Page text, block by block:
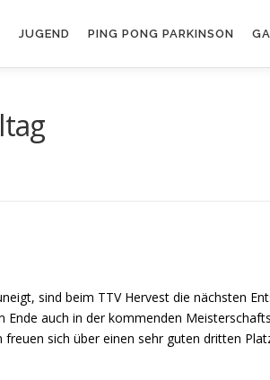
JUGEND PING PONG PARKINSON
sind beim TTV Hervest die nächsten
auch in der kommenden
sich über einen sehr guten dritten